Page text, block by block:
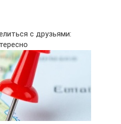
с друзьями: